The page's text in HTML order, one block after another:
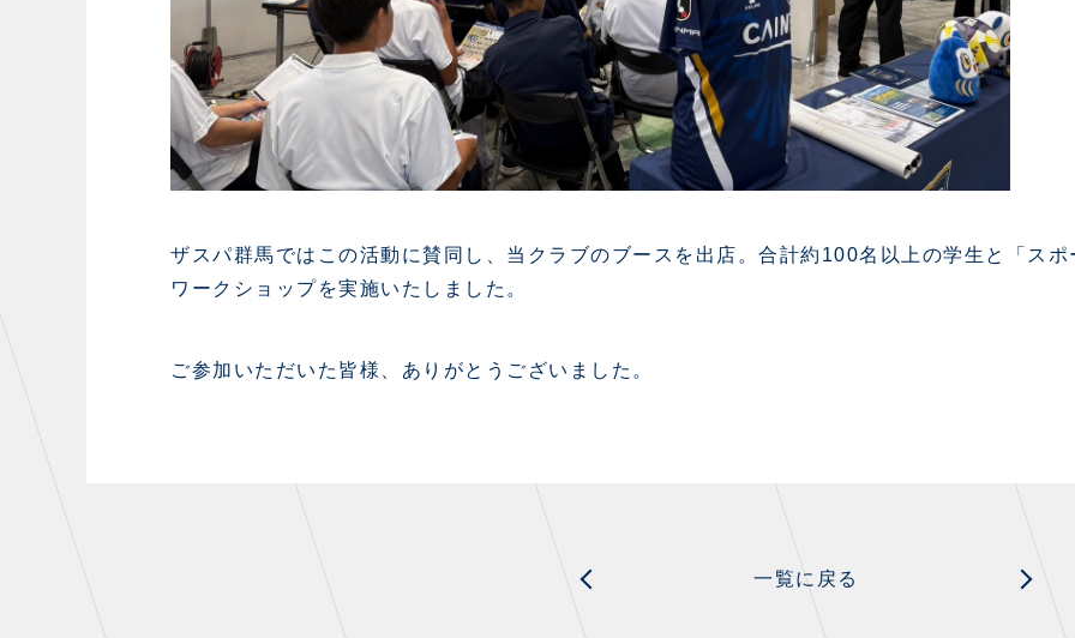
ザスパ群馬ではこの活動に賛同し、当クラブのブースを出店。合計約100名以上の学生と「ス
ワークショップを実施いたしました。
ご参加いただいた皆様、ありがとうございました。
一覧に戻る